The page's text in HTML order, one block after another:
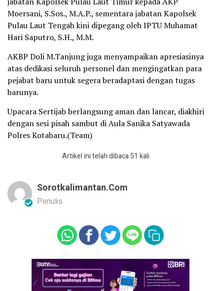
Moersani, S.Sos., M.A.P., sementara jabatan Kapolsek
Pulau Laut Tengah kini dipegang oleh IPTU Muhamat
Hari Saputro, S.H., M.M.
AKBP Doli M.Tanjung juga menyampaikan apresiasinya
atas dedikasi seluruh personel dan mengingatkan para
pejabat baru untuk segera beradaptasi dengan tugas
barunya.
Upacara Sertijab berlangsung aman dan lancar, diakhiri
dengan sesi pisah sambut di Aula Sanika Satyawada
Polres Kotabaru.(Team)
Artikel ini telah dibaca 51 kali
Sorotkalimantan.com
Penulis